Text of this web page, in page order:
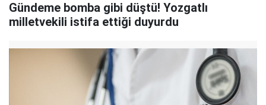
Gündeme bomba gibi düştü! Yozgatlı
milletvekili istifa ettiği duyurdu